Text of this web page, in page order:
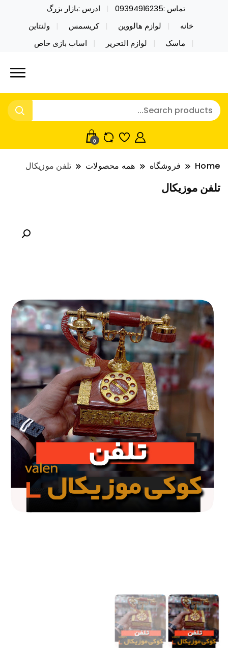
تماس :09394916235
ادرس :بازار بزرگ
خانه
لوازم هالووین کریسمس
ولنتاین
ماسک
لوازم التحریر اساب بازی خاص
نایکر توی فروش عمده لوازم هالووین
ولن تاین کادویی کریسمس اکسسوری
خرید محصولات خاص فیجت اسباب بازی تراول ماگ نایکر
توی فروش عمده لوازم هالووین ولن تاین کادویی
کریسمس اکسسوری ماسک در واردات مستقیم
0
Home فروشگاه همه محصولات تلفن موزیکال
تلفن موزیکال